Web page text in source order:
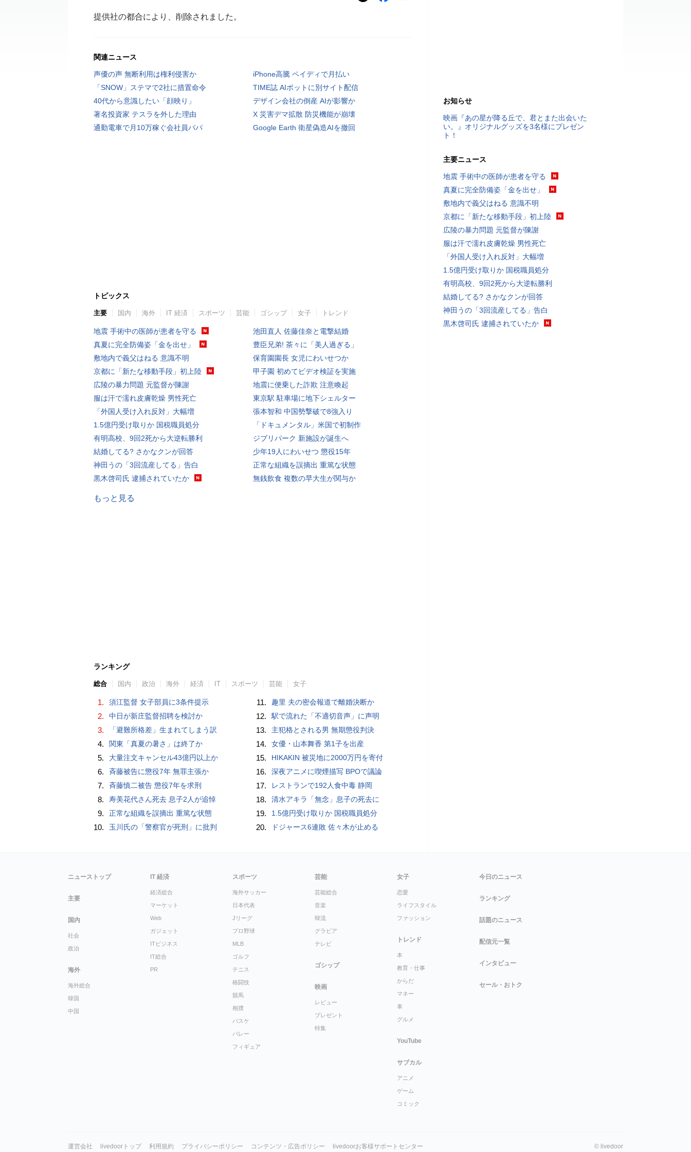
提供社の都合により、削除されました。
関連ニュース
声優の声 無断利用は権利侵害か
iPhone高騰 ペイディで月払い
「SNOW」ステマで2社に措置命令
TIME誌 AIボットに別サイト配信
40代から意識したい「顔映り」
デザイン会社の倒産 AIが影響か
著名投資家 テスラを外した理由
X 災害デマ拡散 防災機能が崩壊
通勤電車で月10万稼ぐ会社員パパ
Google Earth 衛星偽造AIを撤回
トピックス
主要 国内 海外 IT 経済 スポーツ 芸能 ゴシップ 女子 トレンド
地震 手術中の医師が患者を守る
真夏に完全防備姿「金を出せ」
敷地内で義父はねる 意識不明
京都に「新たな移動手段」初上陸
広陵の暴力問題 元監督が陳謝
服は汗で濡れ皮膚乾燥 男性死亡
「外国人受け入れ反対」大幅増
1.5億円受け取りか 国税職員処分
有明高校、9回2死から大逆転勝利
結婚してる? さかなクンが回答
神田うの「3回流産してる」告白
黒木啓司氏 逮捕されていたか
池田直人 佐藤佳奈と電撃結婚
豊臣兄弟! 茶々に「美人過ぎる」
保育園園長 女児にわいせつか
甲子園 初めてビデオ検証を実施
地震に便乗した詐欺 注意喚起
東京駅 駐車場に地下シェルター
張本智和 中国勢撃破で8強入り
「ドキュメンタル」米国で初制作
ジブリパーク 新施設が誕生へ
少年19人にわいせつ 懲役15年
正常な組織を誤摘出 重篤な状態
無銭飲食 複数の早大生が関与か
もっと見る
ランキング
総合 国内 政治 海外 経済 IT スポーツ 芸能 女子
1. 須江監督 女子部員に3条件提示
2. 中日が新庄監督招聘を検討か
3. 「避難所格差」生まれてしまう訳
4. 関東「真夏の暑さ」は終了か
5. 大量注文キャンセル43億円以上か
6. 斉藤被告に懲役7年 無罪主張か
7. 斉藤慎二被告 懲役7年を求刑
8. 寿美花代さん死去 息子2人が追悼
9. 正常な組織を誤摘出 重篤な状態
10. 玉川氏の「警察官が死刑」に批判
11. 趣里 夫の密会報道で離婚決断か
12. 駅で流れた「不適切音声」に声明
13. 主犯格とされる男 無期懲役判決
14. 女優・山本舞香 第1子を出産
15. HIKAKIN 被災地に2000万円を寄付
16. 深夜アニメに喫煙描写 BPOで議論
17. レストランで192人食中毒 静岡
18. 清水アキラ「無念」息子の死去に
19. 1.5億円受け取りか 国税職員処分
20. ドジャース6連敗 佐々木が止める
お知らせ
映画『あの星が降る丘で、君とまた出会いた
い。』オリジナルグッズを3名様にプレゼン
ト！
主要ニュース
地震 手術中の医師が患者を守る
真夏に完全防備姿「金を出せ」
敷地内で義父はねる 意識不明
京都に「新たな移動手段」初上陸
広陵の暴力問題 元監督が陳謝
服は汗で濡れ皮膚乾燥 男性死亡
「外国人受け入れ反対」大幅増
1.5億円受け取りか 国税職員処分
有明高校、9回2死から大逆転勝利
結婚してる? さかなクンが回答
神田うの「3回流産してる」告白
黒木啓司氏 逮捕されていたか
ニューストップ
主要
国内
社会
政治
海外
海外総合
韓国
中国
IT 経済
経済総合
マーケット
Web
ガジェット
ITビジネス
IT総合
PR
スポーツ
海外サッカー
日本代表
Jリーグ
プロ野球
MLB
ゴルフ
テニス
格闘技
競馬
相撲
バスケ
バレー
フィギュア
芸能
芸能総合
音楽
韓流
グラビア
テレビ
ゴシップ
映画
レビュー
プレゼント
特集
女子
恋愛
ライフスタイル
ファッション
トレンド
本
教育・仕事
からだ
マネー
車
グルメ
YouTube
サブカル
アニメ
ゲーム
コミック
今日のニュース
ランキング
話題のニュース
配信元一覧
インタビュー
セール・おトク
運営会社 livedoorトップ 利用規約 プライバシーポリシー コンテンツ・広告ポリシー livedoorお客様サポートセンター © livedoor